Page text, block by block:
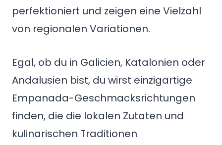
perfektioniert und zeigen eine Vielzahl
von regionalen Variationen.
Egal, ob du in Galicien, Katalonien oder
Andalusien bist, du wirst einzigartige
Empanada-Geschmacksrichtungen
finden, die die lokalen Zutaten und
kulinarischen Traditionen